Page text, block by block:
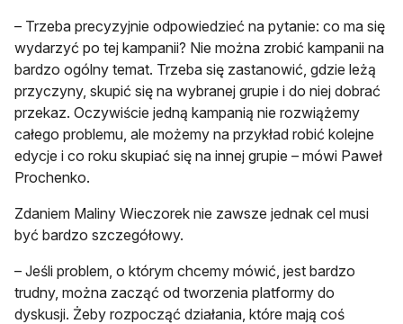
– Trzeba precyzyjnie odpowiedzieć na pytanie: co ma się
wydarzyć po tej kampanii? Nie można zrobić kampanii na
bardzo ogólny temat. Trzeba się zastanowić, gdzie leżą
przyczyny, skupić się na wybranej grupie i do niej dobrać
przekaz. Oczywiście jedną kampanią nie rozwiążemy
całego problemu, ale możemy na przykład robić kolejne
edycje i co roku skupiać się na innej grupie – mówi Paweł
Prochenko.
Zdaniem Maliny Wieczorek nie zawsze jednak cel musi
być bardzo szczegółowy.
– Jeśli problem, o którym chcemy mówić, jest bardzo
trudny, można zacząć od tworzenia platformy do
dyskusji. Żeby rozpocząć działania, które mają coś